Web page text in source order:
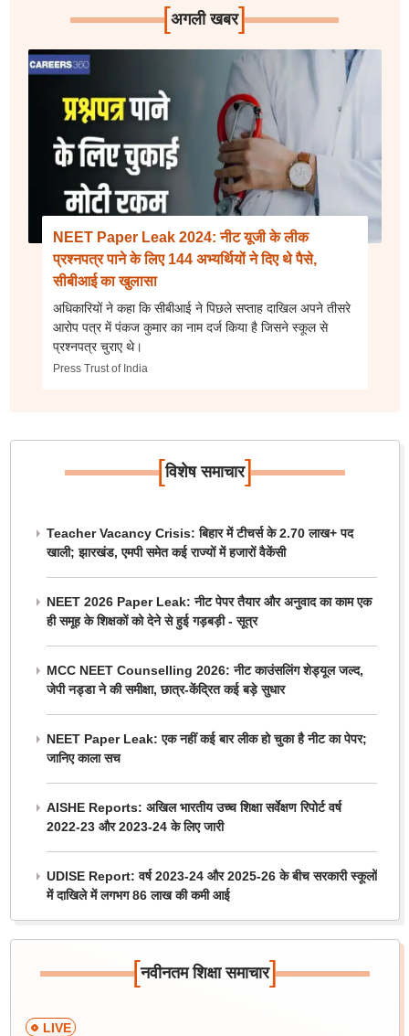
[अगली खबर]
NEET Paper Leak 2024: नीट यूजी के लीक
प्रश्नपत्र पाने के लिए 144 अभ्यर्थियों ने दिए थे पैसे,
सीबीआई का खुलासा
अधिकारियों ने कहा कि सीबीआई ने पिछले सप्ताह दाखिल अपने तीसरे
आरोप पत्र में पंकज कुमार का नाम दर्ज किया है जिसने स्कूल से
प्रश्नपत्र चुराए थे।
Press Trust of India
[विशेष समाचार]
Teacher Vacancy Crisis: बिहार में टीचर्स के 2.70 लाख+ पद
खाली; झारखंड, एमपी समेत कई राज्यों में हजारों वैकेंसी
NEET 2026 Paper Leak: नीट पेपर तैयार और अनुवाद का काम एक
ही समूह के शिक्षकों को देने से हुई गड़बड़ी - सूत्र
MCC NEET Counselling 2026: नीट काउंसलिंग शेड्यूल जल्द,
जेपी नड्डा ने की समीक्षा, छात्र-केंद्रित कई बड़े सुधार
NEET Paper Leak: एक नहीं कई बार लीक हो चुका है नीट का पेपर;
जानिए काला सच
AISHE Reports: अखिल भारतीय उच्च शिक्षा सर्वेक्षण रिपोर्ट वर्ष
2022-23 और 2023-24 के लिए जारी
UDISE Report: वर्ष 2023-24 और 2025-26 के बीच सरकारी स्कूलों
में दाखिले में लगभग 86 लाख की कमी आई
[नवीनतम शिक्षा समाचार]
LIVE